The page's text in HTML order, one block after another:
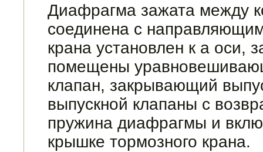
Диафрагма зажата между
соединена с
крана установлен к а оси,
помещены
клапан, закрывающий
выпускной клапаны с
пружина диафрагмы и
крышке тормозного крана.